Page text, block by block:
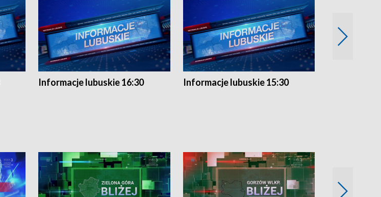
Informacje lubuskie 16:30 Informacje lubuskie 15:30